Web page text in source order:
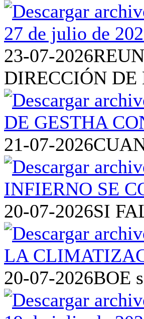
23-07-2026
DIRECCIÓN DE
21-07-2026
20-07-2026SI
20-07-2026BOE